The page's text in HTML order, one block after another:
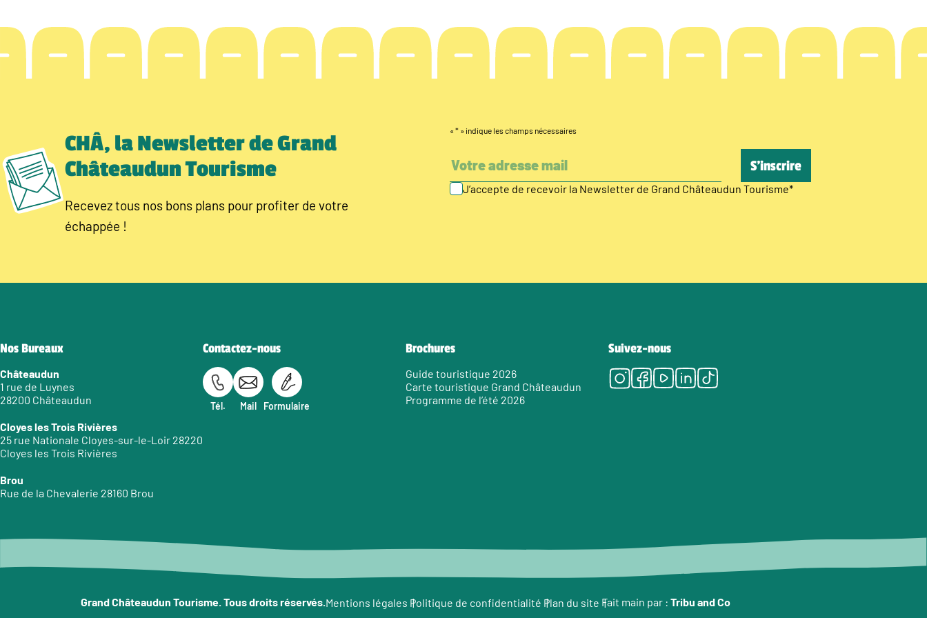
CHÂ, la Newsletter de Grand
Châteaudun Tourisme
Recevez tous nos bons plans pour profiter de votre
échappée !
« * » indique les champs nécessaires
J’accepte de recevoir la Newsletter de Grand Châteaudun Tourisme*
Nos Bureaux
Châteaudun
1 rue de Luynes
28200 Châteaudun
Cloyes les Trois Rivières
25 rue Nationale Cloyes-sur-le-Loir 28220
Cloyes les Trois Rivières
Brou
Rue de la Chevalerie 28160 Brou
Contactez-nous
Tél. Mail Formulaire
Brochures
Guide touristique 2026
Carte touristique Grand Châteaudun
Programme de l’été 2026
Suivez-nous
Instagram
Facebook
Youtube
LinkedIn
Tiktok
Grand Châteaudun Tourisme. Tous droits réservés.Mentions légales Politique de confidentialité Plan du site Fait main par : Tribu and Co